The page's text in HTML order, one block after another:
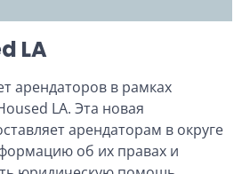
LA
арендаторов в рамках
LA. Эта новая
арендаторам в округе
об их правах и